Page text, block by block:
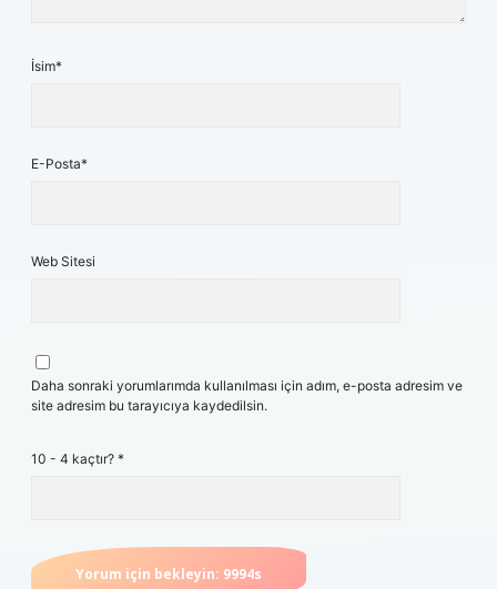
İsim*
E-Posta*
Web Sitesi
Daha sonraki yorumlarımda kullanılması için adım, e-posta adresim ve
site adresim bu tarayıcıya kaydedilsin.
10 - 4 kaçtır? *